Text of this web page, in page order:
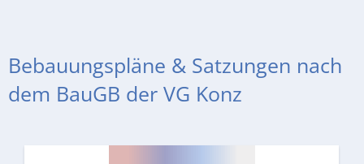
Bebauungspläne & Satzungen nach
dem BauGB der VG Konz